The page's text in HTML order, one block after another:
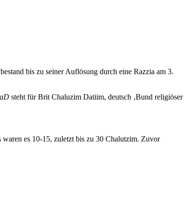
bis zu seiner Auflösung durch eine Razzia am 3.
steht für Brit Chaluzim Datiim, deutsch ‚Bund religiöser
es 10-15, zuletzt bis zu 30 Chalutzim. Zuvor